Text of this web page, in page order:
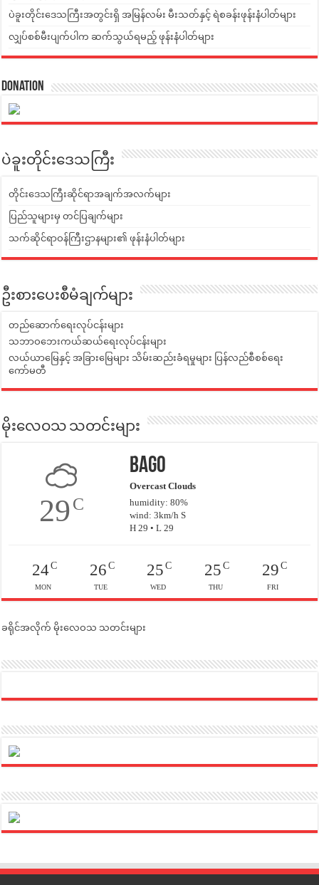
ပဲခူးတိုင်းဒေသကြီးအတွင်းရှိ အမြန်လမ်း မီးသတ်နှင့် ရဲစခန်းဖုန်းနံပါတ်များ
လျှပ်စစ်မီးပျက်ပါက ဆက်သွယ်ရမည့် ဖုန်းနံပါတ်များ
Donation
ပဲခူးတိုင်းဒေသကြီး
တိုင်းဒေသကြီးဆိုင်ရာအချက်အလက်များ
ပြည်သူများမှ တင်ပြချက်များ
သက်ဆိုင်ရာဝန်ကြီးဌာနများ၏ ဖုန်းနံပါတ်များ
ဦးစားပေးစီမံချက်များ
တည်ဆောက်ရေးလုပ်ငန်းများ
သဘာဝဘေးကယ်ဆယ်ရေးလုပ်ငန်းများ
လယ်ယာမြေနှင့် အခြားမြေများ သိမ်းဆည်းခံရမှုများ ပြန်လည်စီစစ်ရေး
ကော်မတီ
မိုးလေဝသ သတင်းများ
29C
Bago
Overcast Clouds
humidity: 80%
wind: 3km/h S
H 29 • L 29
24C
MON
26C
TUE
25 C
WED
25C
THU
29C
FRI
ခရိုင်အလိုက် မိုးလေဝသ သတင်းများ